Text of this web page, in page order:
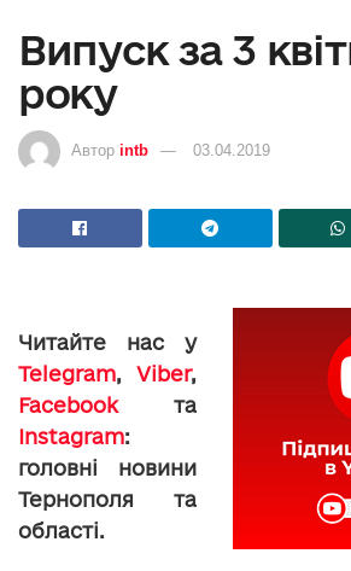
Випуск за 3
року
Автор intb 03.04.2019
Читайте нас у
Telegram, Viber,
Facebookта
Instagram:
головні новини
Тернополя та
області.